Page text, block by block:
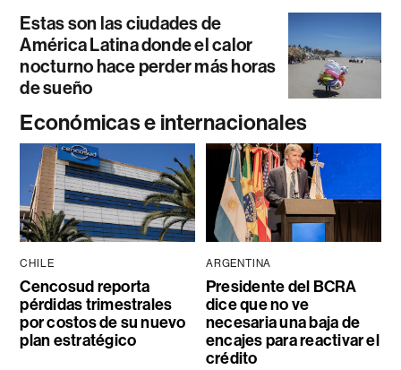
Estas son las ciudades de
América Latina donde el calor
nocturno hace perder más horas
de sueño
Económicas e internacionales
CHILE
Cencosud reporta
pérdidas trimestrales
por costos de su nuevo
plan estratégico
ARGENTINA
Presidente del BCRA
dice que no ve
necesaria una baja de
encajes para reactivar el
crédito